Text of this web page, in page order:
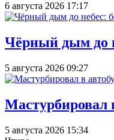
6 августа 2026 17:17
Чёрный дым до
5 августа 2026 09:27
Мастурбировал
5 августа 2026 15:34